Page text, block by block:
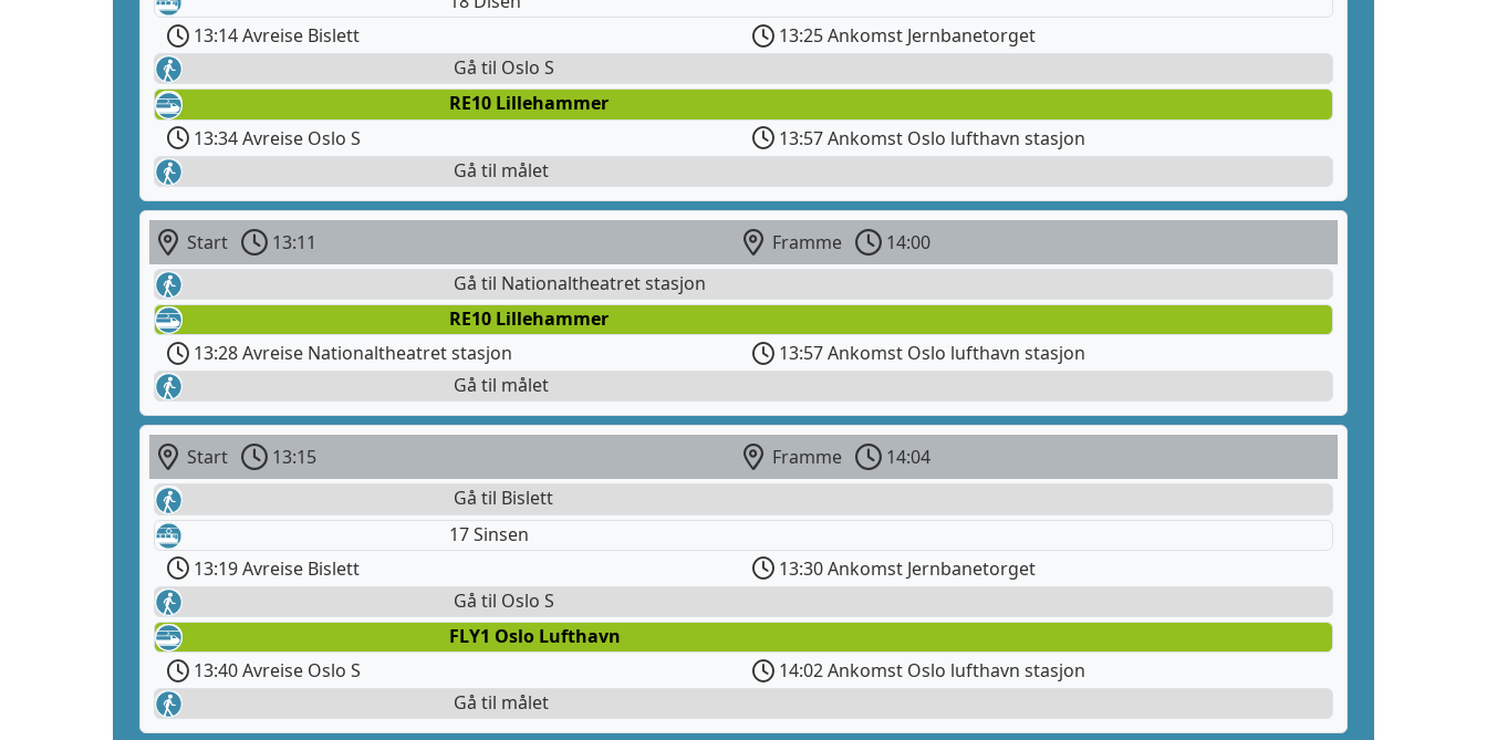
13:14 Avreise Bislett
13:25 Ankomst Jernbanetorget
Gå til Oslo S
RE10 Lillehammer
13:34 Avreise Oslo S
13:57 Ankomst Oslo lufthavn stasjon
Gå til målet
Start 13:11 Framme
14:00
Gå til Nationaltheatret stasjon
RE10 Lillehammer
13:28 Avreise Nationaltheatret stasjon
13:57 Ankomst Oslo lufthavn stasjon
Gå til målet
Start 13:15 Framme
14:04
Gå til Bislett
17 Sinsen
13:19 Avreise Bislett
13:30 Ankomst Jernbanetorget
Gå til Oslo S
FLY1 Oslo Lufthavn
13:40 Avreise Oslo S
14:02 Ankomst Oslo lufthavn stasjon
Gå til målet